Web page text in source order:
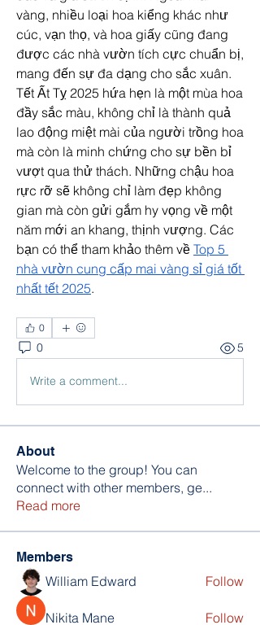
vàng, nhiều loại hoa kiểng khác như
cúc, vạn thọ, và hoa giấy cũng đang
được các nhà vườn tích cực chuẩn bị,
mang đến sự đa dạng cho sắc xuân.
Tết Ất Tỵ 2025 hứa hẹn là một mùa hoa
đầy sắc màu, không chỉ là thành quả
lao động miệt mài của người trồng hoa
mà còn là minh chứng cho sự bền bỉ
vượt qua thử thách. Những chậu hoa
rực rỡ sẽ không chỉ làm đẹp không
gian mà còn gửi gắm hy vọng về một
năm mới an khang, thịnh vượng. Các
bạn có thể tham khảo thêm về Top 5
nhà vườn cung cấp mai vàng sỉ giá tốt
nhất tết 2025.
0
0 5
Write a comment...
About
Welcome to the group! You can
connect with other members, ge...
Read more
Members
William Edward Follow
Nikita Mane Follow